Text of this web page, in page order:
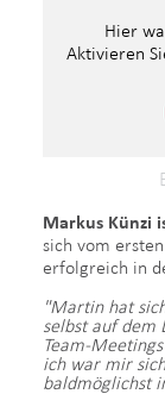
Hier
Aktivieren
Markus Künzi
sich vom
erfolgreich in
"Martin hat
selbst auf dem
Team-
ich war mir
baldmöglichst